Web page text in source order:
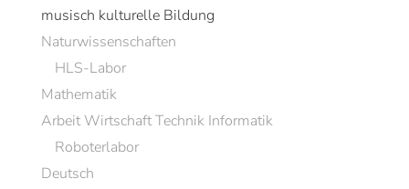
musisch kulturelle Bildung
Naturwissenschaften
HLS-Labor
Mathematik
Arbeit Wirtschaft Technik Informatik
Roboterlabor
Deutsch